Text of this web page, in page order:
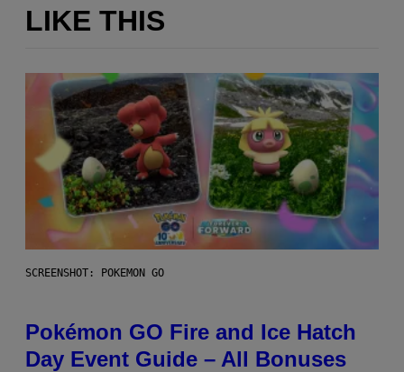
LIKE THIS
SCREENSHOT: POKEMON GO
Pokémon GO Fire and Ice Hatch
Day Event Guide – All Bonuses